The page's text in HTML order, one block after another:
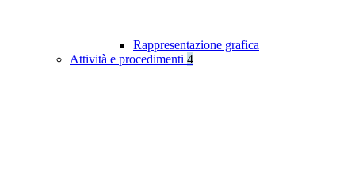
Rappresentazione grafica
Attività e procedimenti 4